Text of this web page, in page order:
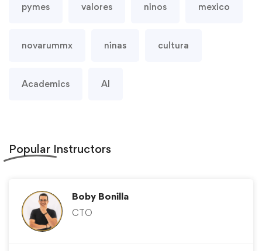
pymes valores ninos mexico
novarummx ninas cultura
Academics AI
Popular Instructors
Boby Bonilla
CTO